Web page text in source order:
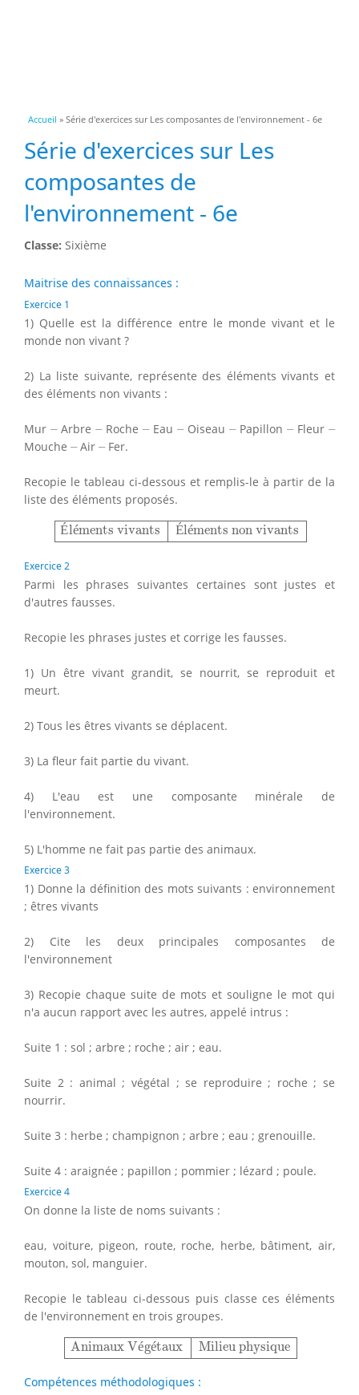
Vous êtes ici
Accueil » Série d'exercices sur Les composantes de l'environnement - 6e
Série d'exercices sur Les
composantes de
l'environnement - 6e
Classe: Sixième
Maitrise des connaissances :
Exercice 1
1) Quelle est la différence entre le monde vivant et le
monde non vivant ?
2) La liste suivante, représente des éléments vivants et
des éléments non vivants :
Mur –
–Arbre –
–Roche –
–Eau –
–Oiseau –
–Papillon –
–Fleur –
–
Mouche –
–Air –
–Fer.
Recopie le tableau ci-dessous et remplis-le à partir de la
liste des éléments proposés.
Éléments vivants Éléments non vivants
Éléments vivantsÉléments non vivants
Exercice 2
Parmi les phrases suivantes certaines sont justes et
d'autres fausses.
Recopie les phrases justes et corrige les fausses.
1) Un être vivant grandit, se nourrit, se reproduit et
meurt.
2) Tous les êtres vivants se déplacent.
3) La fleur fait partie du vivant.
4) L'eau est une composante minérale de
l'environnement.
5) L'homme ne fait pas partie des animaux.
Exercice 3
1) Donne la définition des mots suivants : environnement
; êtres vivants
2) Cite les deux principales composantes de
l'environnement
3) Recopie chaque suite de mots et souligne le mot qui
n'a aucun rapport avec les autres, appelé intrus :
Suite 1 : sol ; arbre ; roche ; air ; eau.
Suite 2 : animal ; végétal ; se reproduire ; roche ; se
nourrir.
Suite 3 : herbe ; champignon ; arbre ; eau ; grenouille.
Suite 4 : araignée ; papillon ; pommier ; lézard ; poule.
Exercice 4
On donne la liste de noms suivants :
eau, voiture, pigeon, route, roche, herbe, bâtiment, air,
mouton, sol, manguier.
Recopie le tableau ci-dessous puis classe ces éléments
de l'environnement en trois groupes.
Animaux Végétaux Milieu physique
Animaux VégétauxMilieu physique
Compétences méthodologiques :